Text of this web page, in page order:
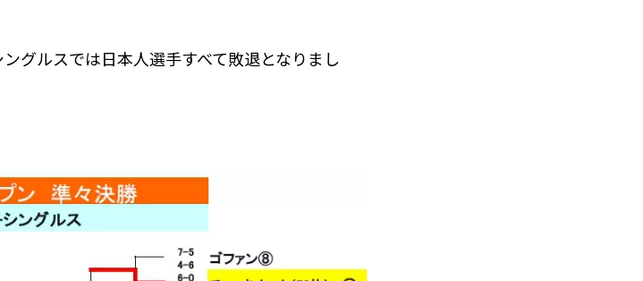
グルスでは日本人選手すべて敗退となりまし